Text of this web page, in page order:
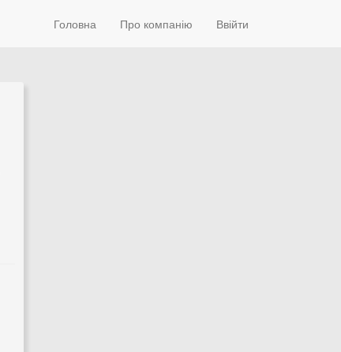
Головна Про компанію Ввійти